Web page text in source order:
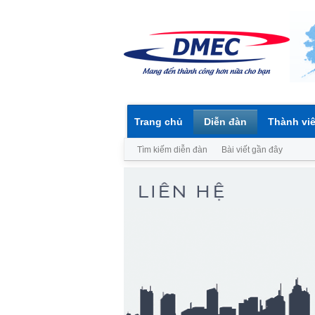
Trang chủ Diễn đàn
Tìm kiếm diễn đàn Bài viết gần đây
Thành